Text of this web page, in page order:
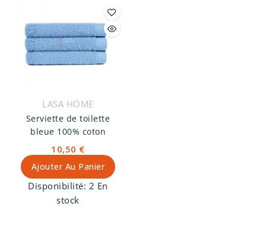
LASA HOME
Serviette de toilette
bleue 100% coton
10,50 €
Ajouter Au Panier
Disponibilité: 2 En
stock